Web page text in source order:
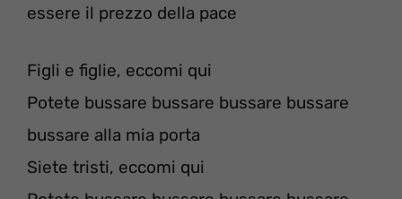
essere il prezzo della pace
Figli e figlie, eccomi qui
Potete bussare bussare bussare bussare
bussare alla mia porta
Siete tristi, eccomi qui